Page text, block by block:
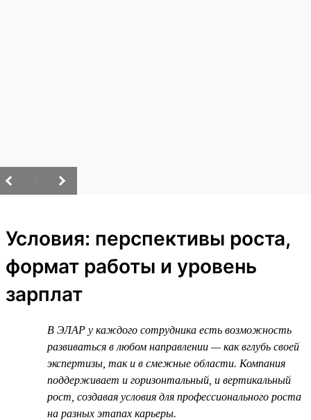
Условия: перспективы роста,
формат работы и уровень
зарплат
В ЭЛАР у каждого сотрудника есть возможность
развиваться в любом направлении — как вглубь своей
экспертизы, так и в смежные области. Компания
поддерживает и горизонтальный, и вертикальный
рост, создавая условия для профессионального роста
на разных этапах карьеры.